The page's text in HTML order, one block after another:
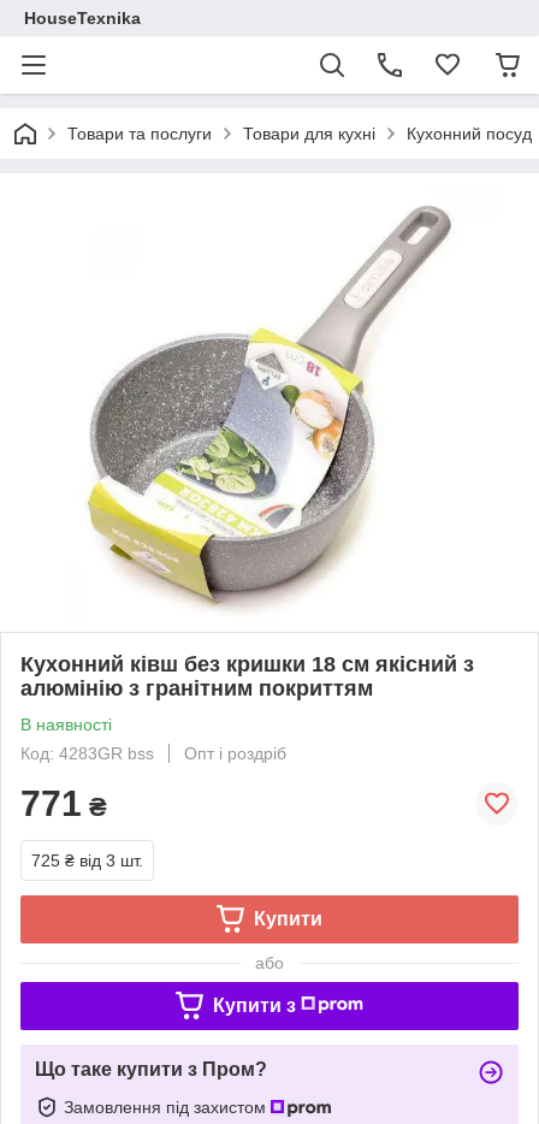
HouseTexnika
Товари та послуги Товари для кухні Кухонний посуд
Кухонний ківш без кришки 18 см якісний з
алюмінію з гранітним покриттям
В наявності
Код: 4283GR bss
Опт і роздріб
771 ₴
725 ₴ від 3 шт.
Купити
або
Купити з
Що таке купити з Пром?
Замовлення під захистом